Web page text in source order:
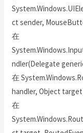
ct sender,
在
ndler(Delegate
在
handler, Object
在